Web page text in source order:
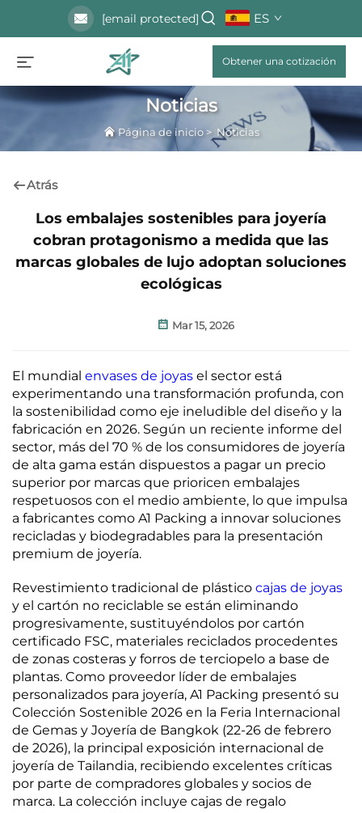
[email protected] ES
Obtener una cotización
Noticias
Página de inicio> Noticias
Atrás
Los embalajes sostenibles para joyería
cobran protagonismo a medida que las
marcas globales de lujo adoptan soluciones
ecológicas
Mar 15, 2026
El mundial envases de joyas el sector está
experimentando una transformación profunda, con
la sostenibilidad como eje ineludible del diseño y la
fabricación en 2026. Según un reciente informe del
sector, más del 70 % de los consumidores de joyería
de alta gama están dispuestos a pagar un precio
superior por marcas que prioricen embalajes
respetuosos con el medio ambiente, lo que impulsa
a fabricantes como A1 Packing a innovar soluciones
recicladas y biodegradables para la presentación
premium de joyería.
Revestimiento tradicional de plástico cajas de joyas
y el cartón no reciclable se están eliminando
progresivamente, sustituyéndolos por cartón
certificado FSC, materiales reciclados procedentes
de zonas costeras y forros de terciopelo a base de
plantas. Como proveedor líder de embalajes
personalizados para joyería, A1 Packing presentó su
Colección Sostenible 2026 en la Feria Internacional
de Gemas y Joyería de Bangkok (22-26 de febrero
de 2026), la principal exposición internacional de
joyería de Tailandia, recibiendo excelentes críticas
por parte de compradores globales y socios de
marca. La colección incluye cajas de regalo